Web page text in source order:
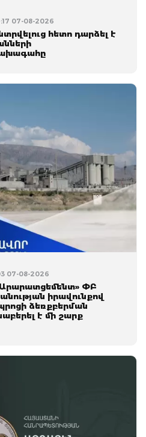
07-08-2026
հետո դարձել է
07-08-2026
ՓԲ
իրավունքով
ձեռքբերման
է մի շարք